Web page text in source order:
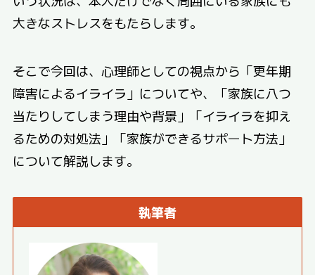
大きなストレスをもたらします。
そこで今回は、心理師としての視点から「更年期
障害によるイライラ」についてや、「家族に八つ
当たりしてしまう理由や背景」「イライラを抑え
るための対処法」「家族ができるサポート方法」
について解説します。
執筆者